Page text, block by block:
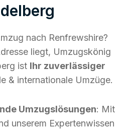
nach Renfrewshire?
liegt, Umzugskönig
ist Ihr zuverlässiger
& internationale Umzüge.
Umzugslösungen: Mit
unserem Expertenwissen